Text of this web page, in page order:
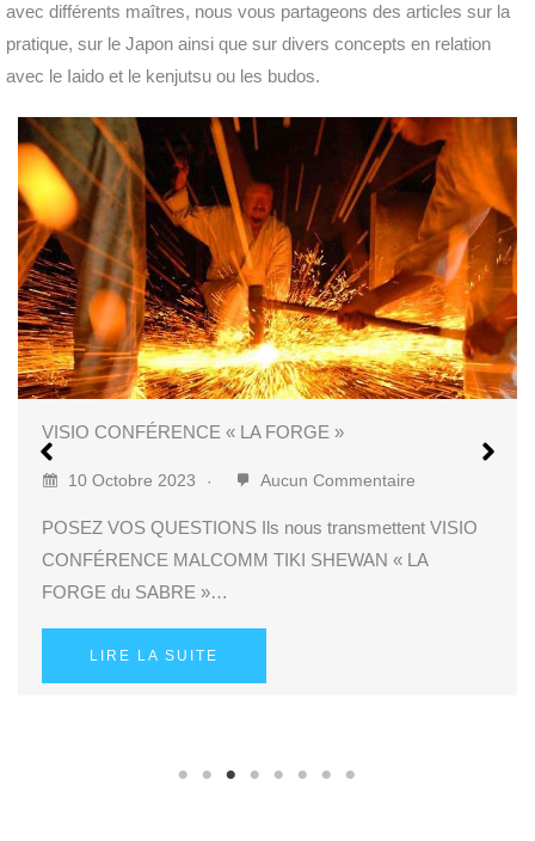
avec différents maîtres, nous vous partageons des articles sur la
pratique, sur le Japon ainsi que sur divers concepts en relation
avec le Iaido et le kenjutsu ou les budos.
Tameshi Giri
faut revenir dans un premier temps…
LIRE LA SUITE